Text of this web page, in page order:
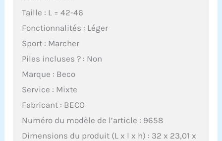
Taille : L = 42-46
Fonctionnalités : Léger
Sport : Marcher
Piles incluses ? : Non
Marque : Beco
Service : Mixte
Fabricant : BECO
Numéro du modèle de l’article : 9658
Dimensions du produit (L x l x h) : 32 x 23,01 x